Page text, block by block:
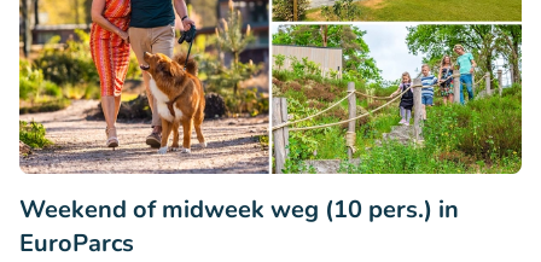
Weekend of midweek weg (10 pers.) in
EuroParcs